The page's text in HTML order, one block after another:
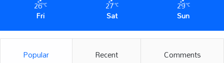
26℃
Fri
27℃
Sat
29℃
Sun
Popular Recent Comments